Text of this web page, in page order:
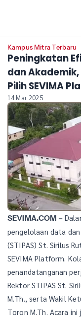
Kampus Mitra Terbaru
Peningkatan
dan Akademik,
Pilih SEVIMA
14 Mar 2025
SEVIMA.COM –
pengelolaan data
(STIPAS) St. Sirilus
SEVIMA Platform.
penandatanganan
Rektor STIPAS St.
M.Th., serta Wakil
Toron M.Th. Acara ini